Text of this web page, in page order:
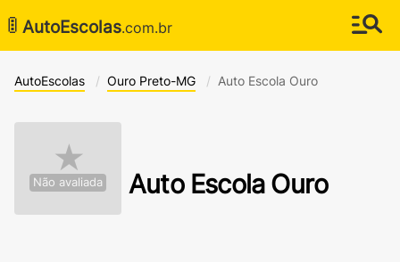
🚦 AutoEscolas.com.br
AutoEscolas Ouro Preto-MG Auto Escola Ouro
★
Não avaliada Auto Escola Ouro